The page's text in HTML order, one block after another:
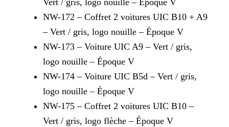
Vert / gris, logo nouille – Époque V
NW-172 – Coffret 2 voitures UIC B10 + A9
– Vert / gris, logo nouille – Époque V
NW-173 – Voiture UIC A9 – Vert / gris,
logo nouille – Époque V
NW-174 – Voiture UIC B5d – Vert / gris,
logo nouille – Époque V
NW-175 – Coffret 2 voitures UIC B10 –
Vert / gris, logo flèche – Époque V